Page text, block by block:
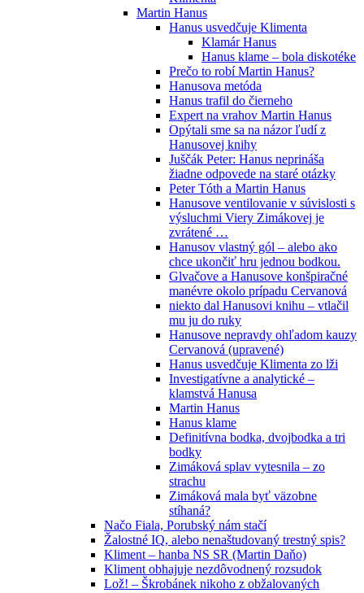
Martin Hanus
Hanus usvedčuje Klimenta
Klamár Hanus
Hanus klame – bola diskotéke
Prečo to robí Martin Hanus?
Hanusova metóda
Hanus trafil do čierneho
Expert na vrahov Martin Hanus
Opýtali sme sa na názor ľudí z
Hanusovej knihy
Juščák Peter: Hanus neprináša
žiadne odpovede na staré otázky
Peter Tóth a Martin Hanus
Hanusove ventilovanie v súvislosti s
výsluchmi Viery Zimákovej je
zvrátené …
Hanusov vlastný gól – alebo ako
chce ukončiť hru jednou bodkou.
Glvačove a Hanusove konšpiračné
manévre okolo prípadu Cervanová
niekto dal Hanusovi knihu – vtlačil
mu ju do ruky
Hanusove nepravdy ohľadom kauzy
Cervanová (upravené)
Hanus usvedčuje Klimenta zo lži
Investigatívne a analytické –
klamstvá Hanusa
Martin Hanus
Hanus klame
Definitívna bodka, dvojbodka a tri
bodky
Zimáková splav vytesnila – zo
strachu
Zimáková mala byť väzobne
stíhaná?
Načo Fiala, Porubský nám stačí
Žalostné IQ, alebo nenaštudovaný trestný spis?
Kliment – hanba NS SR (Martin Daňo)
Kliment obhajuje nezdôvodnený rozsudok
Lož! – Škrobánek nikoho z obžalovaných